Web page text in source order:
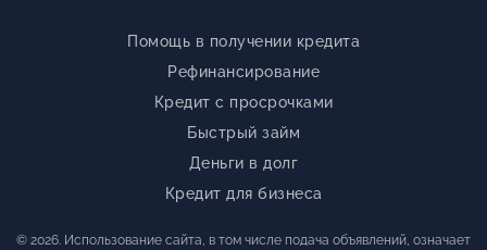
Помощь в получении кредита
Рефинансирование
Кредит с просрочками
Быстрый займ
Деньги в долг
Кредит для бизнеса
© 2026. Использование сайта, в том числе подача объявлений, означает